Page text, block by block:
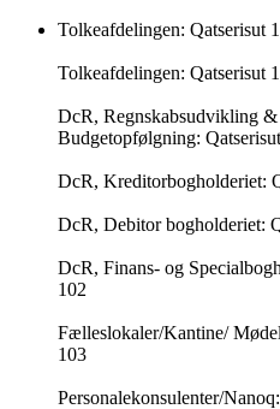
Tolkeafdelingen: Qatserisut
Tolkeafdelingen: Qatserisut
DcR, Regnskabsudvikling
Budgetopfølgning:
DcR, Kreditorbogholderiet:
DcR, Debitor bogholderiet:
DcR, Finans- og
102
Fælleslokaler/Kantine/
103
Personalekonsulenter/